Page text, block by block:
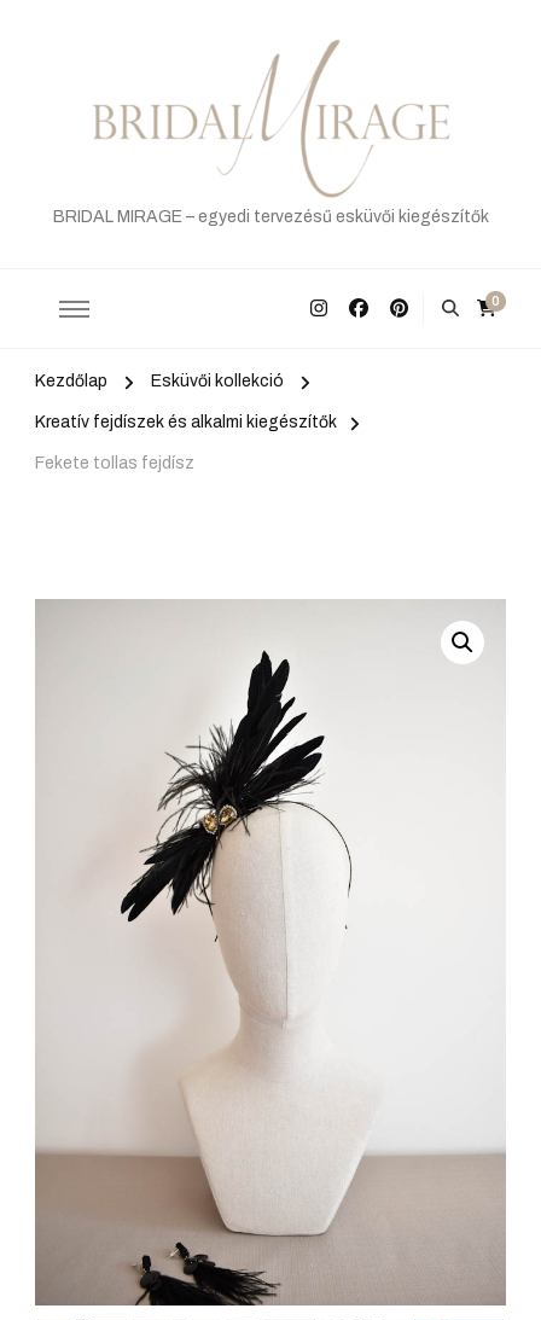
BRIDAL MIRAGE – egyedi tervezésű esküvői kiegészítők
0
Kezdőlap Esküvői kollekció
Kreatív fejdíszek és alkalmi kiegészítők
Fekete tollas fejdísz